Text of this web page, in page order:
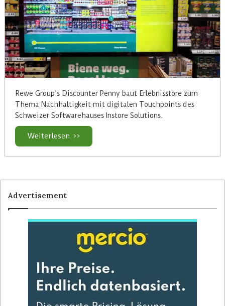
Rewe Group’s Discounter Penny baut Erlebnisstore zum
Thema Nachhaltigkeit mit digitalen Touchpoints des
Schweizer Softwarehauses Instore Solutions.
Weiterlesen >>
Advertisement